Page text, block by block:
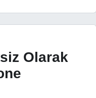
Olarak